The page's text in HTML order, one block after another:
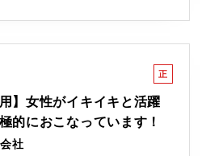
正
員
】女性がイキイキと活躍
的におこなっています！
社